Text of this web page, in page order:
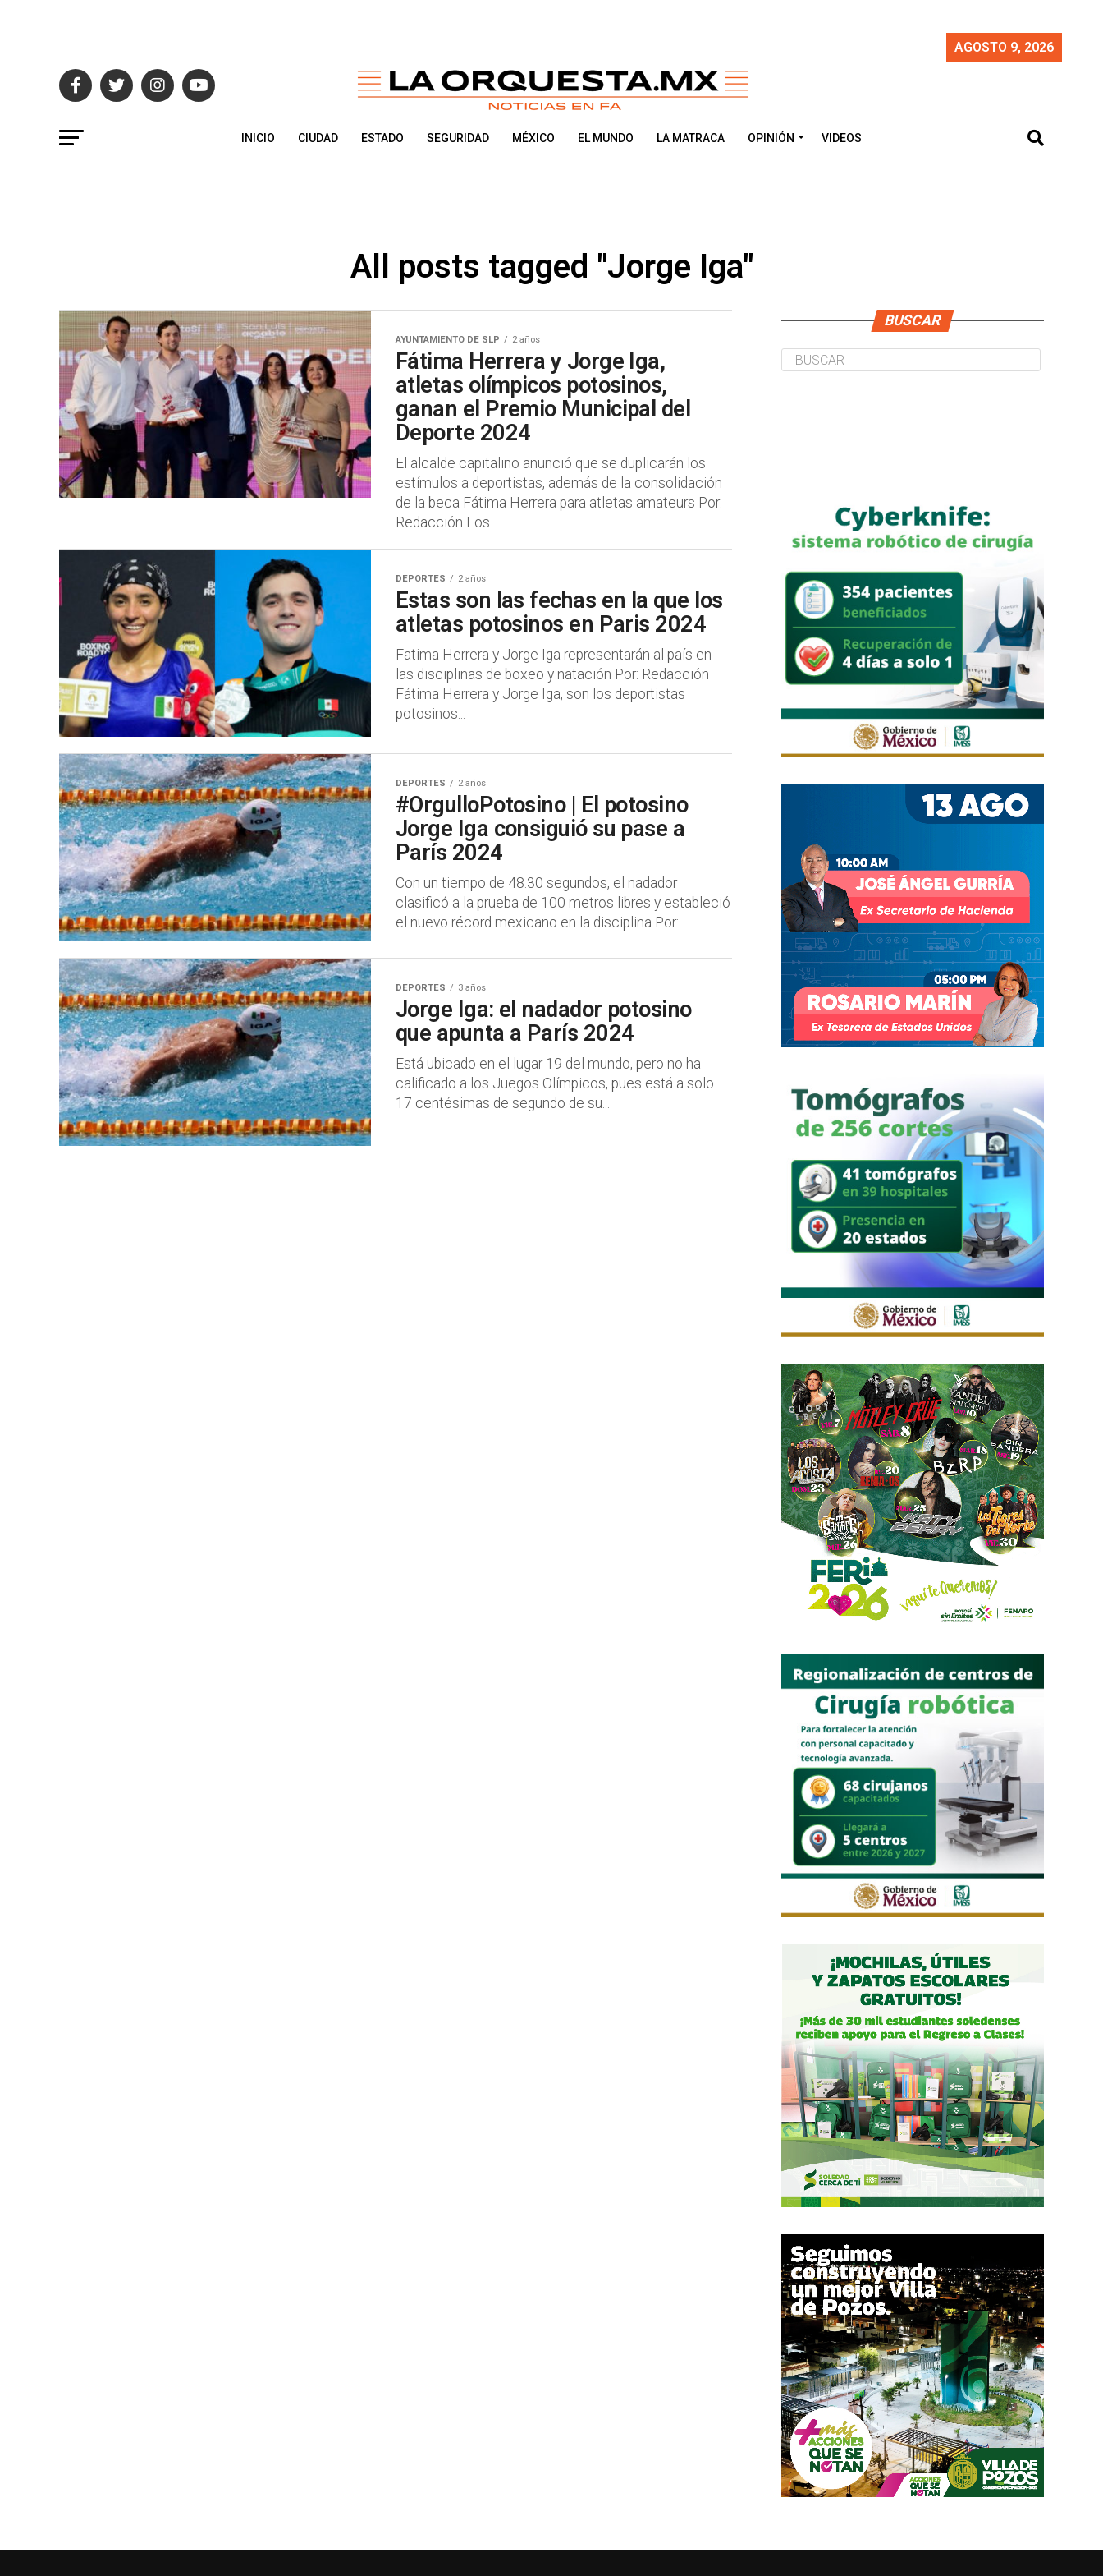
AGOSTO 9, 2026
INICIO CIUDAD ESTADO SEGURIDAD MÉXICO EL MUNDO LA MATRACA OPINIÓN VIDEOS
All posts tagged "Jorge Iga"
AYUNTAMIENTO DE SLP 2 años
Fátima Herrera y Jorge Iga,
atletas olímpicos potosinos,
ganan el Premio Municipal del
Deporte 2024
El alcalde capitalino anunció que se duplicarán los
estímulos a deportistas, además de la consolidación
de la beca Fátima Herrera para atletas amateurs Por:
Redacción Los...
DEPORTES 2 años
Estas son las fechas en la que los
atletas potosinos en Paris 2024
Fatima Herrera y Jorge Iga representarán al país en
las disciplinas de boxeo y natación Por: Redacción
Fátima Herrera y Jorge Iga, son los deportistas
potosinos...
DEPORTES 2 años
#OrgulloPotosino | El potosino
Jorge Iga consiguió su pase a
París 2024
Con un tiempo de 48.30 segundos, el nadador
clasificó a la prueba de 100 metros libres y estableció
el nuevo récord mexicano en la disciplina Por:...
DEPORTES 3 años
Jorge Iga: el nadador potosino
que apunta a París 2024
Está ubicado en el lugar 19 del mundo, pero no ha
calificado a los Juegos Olímpicos, pues está a solo
17 centésimas de segundo de su...
BUSCAR